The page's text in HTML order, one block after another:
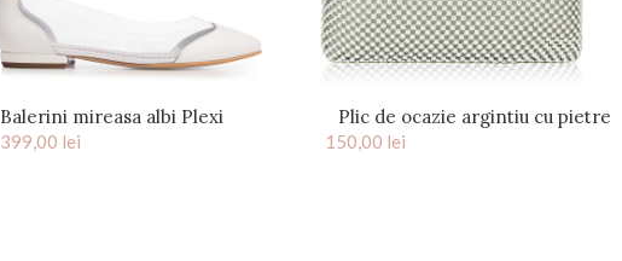
Balerini mireasa albi Plexi
399,00 lei
Plic de ocazie argintiu cu pietre
150,00 lei